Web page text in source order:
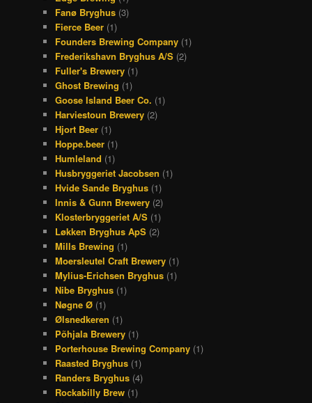
Fanø Bryghus (3)
Fierce Beer (1)
Founders Brewing Company (1)
Frederikshavn Bryghus A/S (2)
Fuller's Brewery (1)
Ghost Brewing (1)
Goose Island Beer Co. (1)
Harviestoun Brewery (2)
Hjort Beer (1)
Hoppe.beer (1)
Humleland (1)
Husbryggeriet Jacobsen (1)
Hvide Sande Bryghus (1)
Innis & Gunn Brewery (2)
Klosterbryggeriet A/S (1)
Løkken Bryghus ApS (2)
Mills Brewing (1)
Moersleutel Craft Brewery (1)
Mylius-Erichsen Bryghus (1)
Nibe Bryghus (1)
Nøgne Ø (1)
Ølsnedkeren (1)
Põhjala Brewery (1)
Porterhouse Brewing Company (1)
Raasted Bryghus (1)
Randers Bryghus (4)
Rockabilly Brew (1)